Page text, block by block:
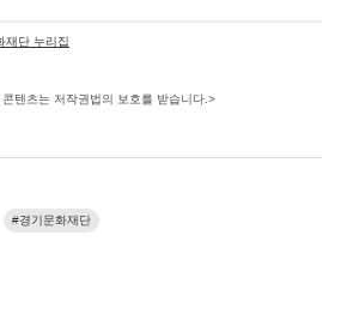
재단 누리집
텐츠는 저작권법의 보호를 받습니다.>
경기문화재단